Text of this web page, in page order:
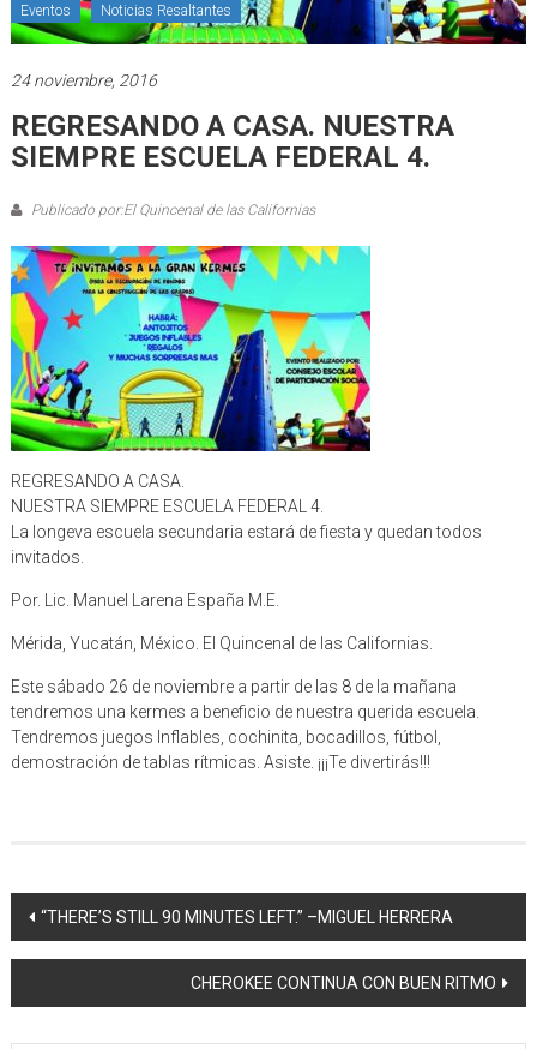
Eventos Noticias Resaltantes
24 noviembre, 2016
REGRESANDO A CASA. NUESTRA
SIEMPRE ESCUELA FEDERAL 4.
Publicado por:El Quincenal de las Californias
REGRESANDO A CASA.
NUESTRA SIEMPRE ESCUELA FEDERAL 4.
La longeva escuela secundaria estará de fiesta y quedan todos
invitados.
Por. Lic. Manuel Larena España M.E.
Mérida, Yucatán, México. El Quincenal de las Californias.
Este sábado 26 de noviembre a partir de las 8 de la mañana
tendremos una kermes a beneficio de nuestra querida escuela.
Tendremos juegos Inflables, cochinita, bocadillos, fútbol,
demostración de tablas rítmicas. Asiste. ¡¡¡Te divertirás!!!
Navegación
de
entrada
“THERE’S STILL 90 MINUTES LEFT.” –MIGUEL HERRERA
CHEROKEE CONTINUA CON BUEN RITMO